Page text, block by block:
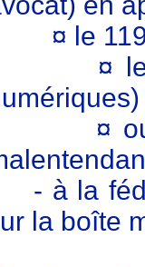
¤ le 119
¤ le
¤ ou le
- à la
la boîte